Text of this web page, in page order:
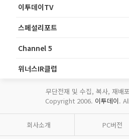
이투데이TV
스페셜리포트
Channel 5
위너스IR클럽
무단전재 및 수집, 복사, 재배
Copyright 2006. 이투데이.
회사소개 PC버전